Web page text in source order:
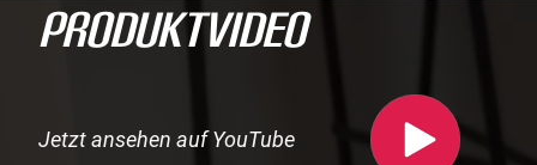
ProduktVideo
Jetzt ansehen auf YouTube